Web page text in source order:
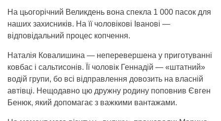
На цьогорічний Великдень вона спекла 1 000 пасок для
наших захисників. На її чоловікові Іванові —
відповідальний процес копчення.
Наталія Ковалишина — неперевершена у приготуванні
ковбас і сальтисонів. Її чоловік Геннадій — «штатний»
водій групи, бо всі відправлення довозить на власній
автівці. Нещодавно цю дружну родину поповнив Євген
Бенюк, який допомагає з важкими вантажами.